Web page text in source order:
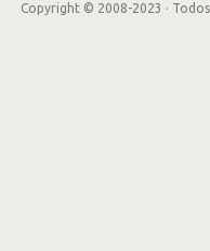
Copyright © 2008-2023 ·